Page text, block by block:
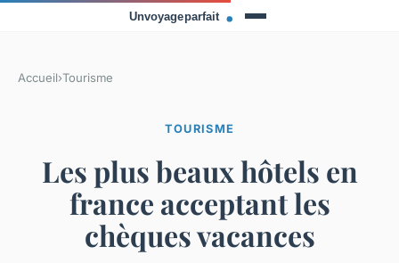
Accueil›Tourisme
TOURISME
Les plus beaux hôtels en
france acceptant les
chèques vacances